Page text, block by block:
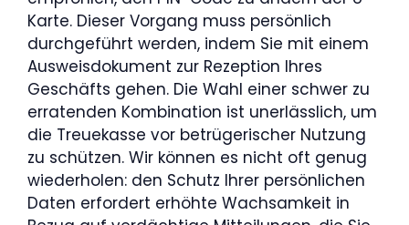
Karte. Dieser Vorgang muss persönlich
durchgeführt werden, indem Sie mit einem
Ausweisdokument zur Rezeption Ihres
Geschäfts gehen. Die Wahl einer schwer zu
erratenden Kombination ist unerlässlich, um
die Treuekasse vor betrügerischer Nutzung
zu schützen. Wir können es nicht oft genug
wiederholen: den Schutz Ihrer persönlichen
Daten erfordert erhöhte Wachsamkeit in